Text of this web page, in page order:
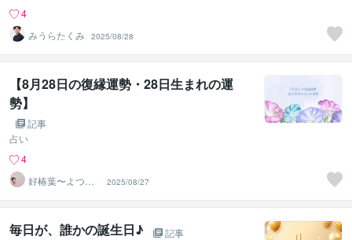
4
みうらたくみ 2025/08/28
【8月28日の復縁運勢・28日生まれの運
勢】
記事
占い
4
好椿葉〜よつ
ば〜
2025/08/27
毎日が、誰かの誕生日♪
記事